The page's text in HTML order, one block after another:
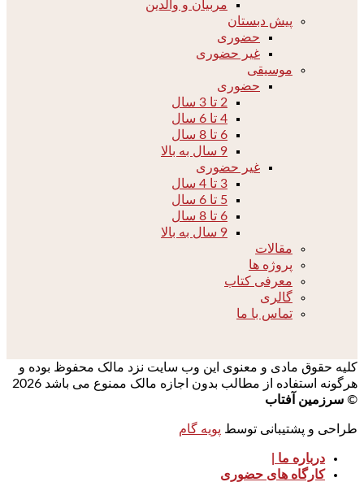
مربیان و والدین
پیش دبستان
حضوری
غیر حضوری
موسیقی
حضوری
2 تا 3 سال
4 تا 6 سال
6 تا 8 سال
9 سال به بالا
غیر حضوری
3 تا 4 سال
5 تا 6 سال
6 تا 8 سال
9 سال به بالا
مقالات
پروژه ها
معرفی کتاب
گالری
تماس با ما
کلیه حقوق مادی و معنوی این وب سایت نزد مالک محفوظ بوده و
هرگونه استفاده از مطالب بدون اجازه مالک ممنوع می باشد 2026
© سرزمین آفتاب
طراحی و پشتیبانی توسط پویه گام
درباره ما |
کارگاه های حضوری